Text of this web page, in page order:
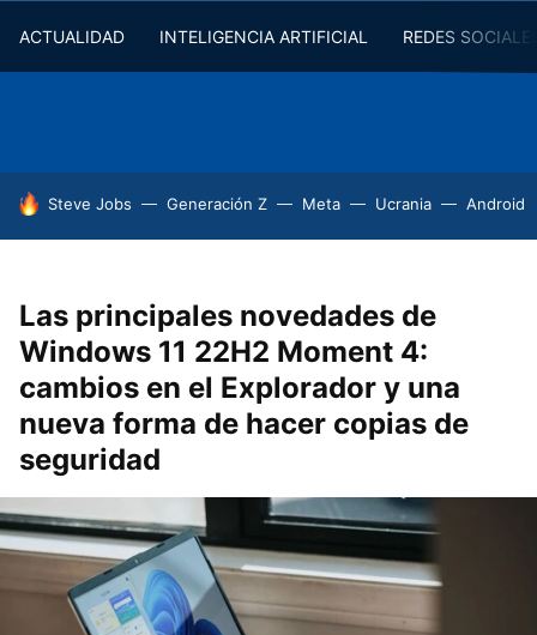
ACTUALIDAD INTELIGENCIA ARTIFICIAL REDES
HOY SE HABLA DE
Steve Jobs Generación Z Meta Ucrania Android
Las principales novedades de
Windows 11 22H2 Moment 4:
cambios en el Explorador y una
nueva forma de hacer copias de
seguridad